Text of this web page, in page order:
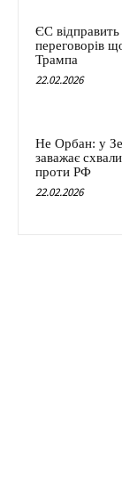
ЄС
переговорів
Трампа
22.02.2026
Не Орбан: у
заважає
проти РФ
22.02.2026